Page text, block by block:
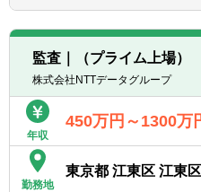
ています。
ーとして、
継続率98%
客様、定額
ョンアップ
く」のプラ
ハウがあり
？Profile
https://
理経験、監
■新規事業、
の他経理財
■税務申告経
【求める人物
■主体性をも
取り組む姿
■年次/月次
■年次/月次
■財務数値に
発信
■会計資料の
■財務分析数
イス
■監査対応
■税務申告業
監査｜（プライム上場）
株式会社NTTデータグループ
年収
450万円～1300万
勤務地
東京都 江東区 江東